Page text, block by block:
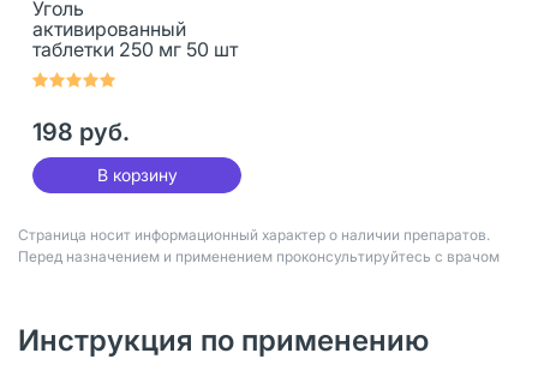
Уголь
активированный
таблетки 250 мг 50 шт
198 руб.
В корзину
Страница носит информационный характер о наличии препаратов.
Перед назначением и применением проконсультируйтесь с врачом
Инструкция по применению